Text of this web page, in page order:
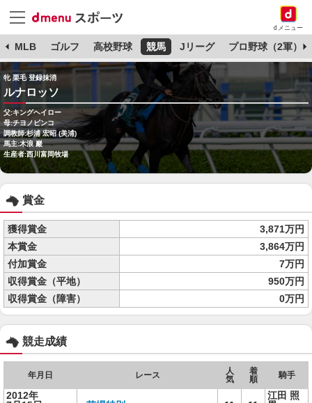
dメニュー
MLB ゴルフ 高校野球 競馬 Jリーグ プロ野球（2軍）
牝 栗毛 登録抹消
ルナロッソ
父:キングヘイロー
母:チヨノビンコ
調教師:杉浦 宏昭 (美浦)
馬主:木浪 巖
生産者:西川富岡牧場
賞金
獲得賞金
3,871万円
本賞金
3,864万円
付加賞金
7万円
収得賞金（平地）
950万円
収得賞金（障害）
0万円
競走成績
年月日 レース
人
気
着
順
騎手
2012年
江田 照